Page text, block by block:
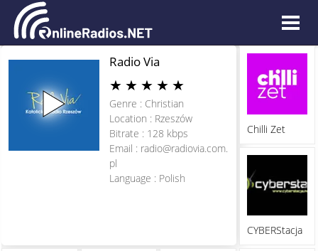
Radio Via
★ ★ ★ ★ ★
Genre : Christian
Location : Rzeszów
Bitrate : 128 kbps
Email : radio@radiovia.com.
pl
Language : Polish
Chilli Zet
CYBERStacja